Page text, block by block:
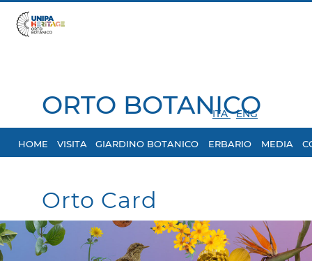
ORTO BOTANICO
ITA ENG
HOME VISITA GIARDINO BOTANICO ERBARIO MEDIA
Orto Card